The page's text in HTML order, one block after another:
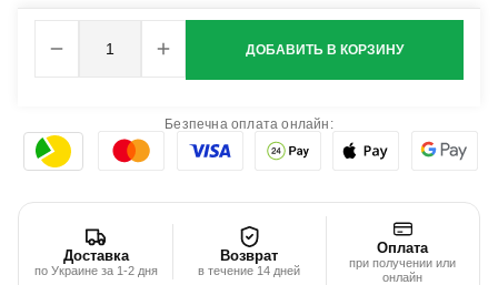
ДОБАВИТЬ В КОРЗИНУ
Безпечна оплата онлайн:
Доставка
по Украине за 1-2 дня
Возврат
в течение 14 дней
Оплата
при получении или
онлайн